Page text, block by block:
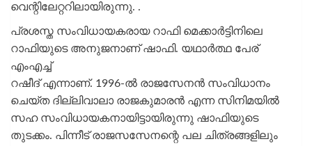
വെന്റിലേറ്ററിലായിരുന്നു. .
പ്രശസ്ത സംവിധായകരായ റാഫി മെക്കാർട്ടിനിലെ
റാഫിയുടെ അനുജനാണ് ഷാഫി. യഥാർത്ഥ പേര്
എംഎച്ച്
റഷീദ് എന്നാണ്. 1996-ൽ രാജസേനൻ സംവിധാനം
ചെയ്ത ദില്ലിവാലാ രാജകുമാരൻ എന്ന സിനിമയിൽ
സഹ സംവിധായകനായിട്ടായിരുന്നു ഷാഫിയുടെ
തുടക്കം. പിന്നീട് രാജസസേനന്റെ പല ചിത്രങ്ങളിലും